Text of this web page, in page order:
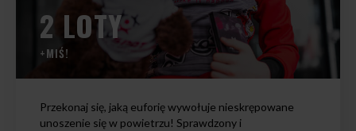
2 LOTY
+MIŚ!
Przekonaj się, jaką euforię wywołuje nieskrępowane
unoszenie się w powietrzu! Sprawdzony i